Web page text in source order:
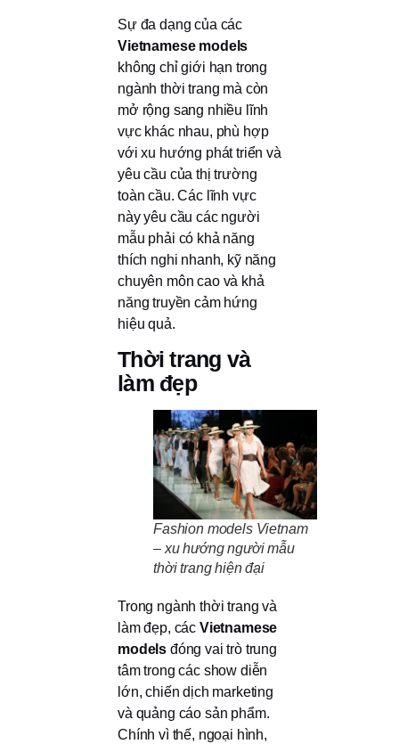
Sự đa dạng của các
Vietnamese models
không chỉ giới hạn trong
ngành thời trang mà còn
mở rộng sang nhiều lĩnh
vực khác nhau, phù hợp
với xu hướng phát triển và
yêu cầu của thị trường
toàn cầu. Các lĩnh vực
này yêu cầu các người
mẫu phải có khả năng
thích nghi nhanh, kỹ năng
chuyên môn cao và khả
năng truyền cảm hứng
hiệu quả.
Thời trang và
làm đẹp
Fashion models Vietnam
– xu hướng người mẫu
thời trang hiện đại
Trong ngành thời trang và
làm đẹp, các Vietnamese
models đóng vai trò trung
tâm trong các show diễn
lớn, chiến dịch marketing
và quảng cáo sản phẩm.
Chính vì thế, ngoại hình,